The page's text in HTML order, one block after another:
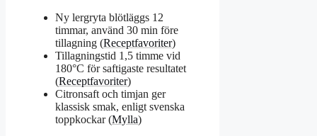
Ny lergryta blötläggs 12
timmar, använd 30 min före
tillagning (Receptfavoriter)
Tillagningstid 1,5 timme vid
180°C för saftigaste resultatet
(Receptfavoriter)
Citronsaft och timjan ger
klassisk smak, enligt svenska
toppkockar (Mylla)